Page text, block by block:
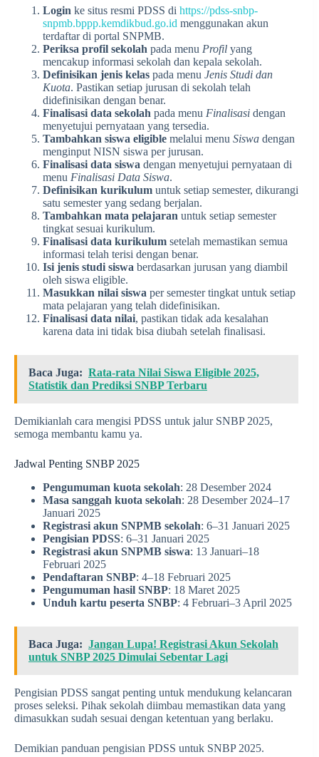
Login ke situs resmi PDSS di https://pdss-snbp-
snpmb.bppp.kemdikbud.go.id menggunakan akun
terdaftar di portal SNPMB.
Periksa profil sekolah pada menu Profil yang
mencakup informasi sekolah dan kepala sekolah.
Definisikan jenis kelas pada menu Jenis Studi dan
Kuota. Pastikan setiap jurusan di sekolah telah
didefinisikan dengan benar.
Finalisasi data sekolah pada menu Finalisasi dengan
menyetujui pernyataan yang tersedia.
Tambahkan siswa eligible melalui menu Siswa dengan
menginput NISN siswa per jurusan.
Finalisasi data siswa dengan menyetujui pernyataan di
menu Finalisasi Data Siswa.
Definisikan kurikulum untuk setiap semester, dikurangi
satu semester yang sedang berjalan.
Tambahkan mata pelajaran untuk setiap semester
tingkat sesuai kurikulum.
Finalisasi data kurikulum setelah memastikan semua
informasi telah terisi dengan benar.
Isi jenis studi siswa berdasarkan jurusan yang diambil
oleh siswa eligible.
Masukkan nilai siswa per semester tingkat untuk setiap
mata pelajaran yang telah didefinisikan.
Finalisasi data nilai, pastikan tidak ada kesalahan
karena data ini tidak bisa diubah setelah finalisasi.
Baca Juga: Rata-rata Nilai Siswa Eligible 2025,
Statistik dan Prediksi SNBP Terbaru
Demikianlah cara mengisi PDSS untuk jalur SNBP 2025,
semoga membantu kamu ya.
Jadwal Penting SNBP 2025
Pengumuman kuota sekolah: 28 Desember 2024
Masa sanggah kuota sekolah: 28 Desember 2024–17
Januari 2025
Registrasi akun SNPMB sekolah: 6–31 Januari 2025
Pengisian PDSS: 6–31 Januari 2025
Registrasi akun SNPMB siswa: 13 Januari–18
Februari 2025
Pendaftaran SNBP: 4–18 Februari 2025
Pengumuman hasil SNBP: 18 Maret 2025
Unduh kartu peserta SNBP: 4 Februari–3 April 2025
Baca Juga: Jangan Lupa! Registrasi Akun Sekolah
untuk SNBP 2025 Dimulai Sebentar Lagi
Pengisian PDSS sangat penting untuk mendukung kelancaran
proses seleksi. Pihak sekolah diimbau memastikan data yang
dimasukkan sudah sesuai dengan ketentuan yang berlaku.
Demikian panduan pengisian PDSS untuk SNBP 2025.